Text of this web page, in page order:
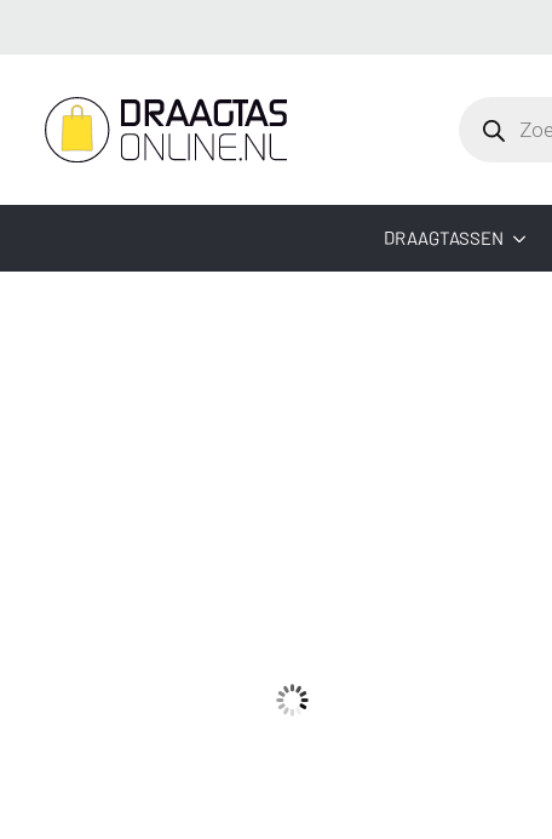
zoeken
DRAAGTASSEN